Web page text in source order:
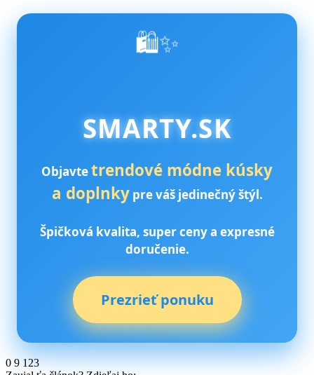
🛍️✨
SMARTY.SK
Objavtetrendové módne kúsky
a doplnkypre váš jedinečný štýl.
Špičková kvalita, super ceny a expresné
doručenie.
Prezrieť ponuku
0 9 123